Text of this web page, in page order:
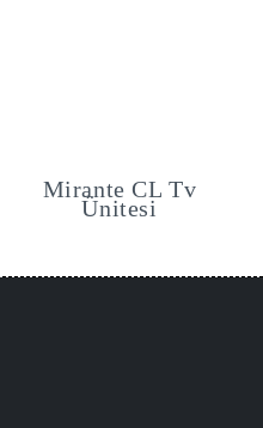
Mirante CL Tv
Ünitesi